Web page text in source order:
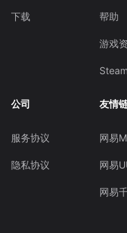
下载 帮助
游戏
Steam
公司
服务协议
隐私协议
友情
网易
网易
网易